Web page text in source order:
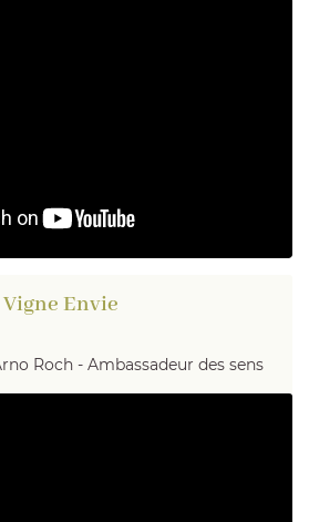
Envie
Roch - Ambassadeur des sens